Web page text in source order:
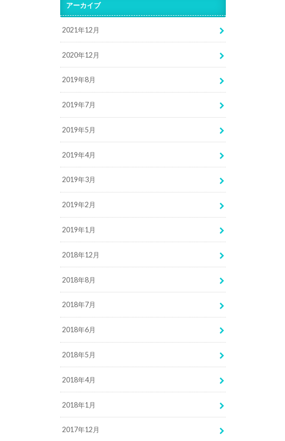
アーカイブ
2021年12月
2020年12月
2019年8月
2019年7月
2019年5月
2019年4月
2019年3月
2019年2月
2019年1月
2018年12月
2018年8月
2018年7月
2018年6月
2018年5月
2018年4月
2018年1月
2017年12月